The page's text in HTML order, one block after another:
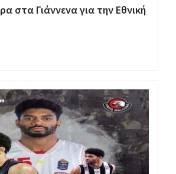
στα Γιάννενα για την Εθνική